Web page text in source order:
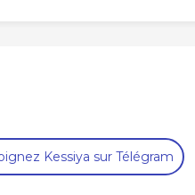
Kessiya sur Télégram